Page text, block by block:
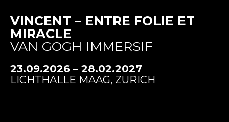
VINCENT – ENTRE FOLIE ET
MIRACLE
VAN GOGH IMMERSIF
23.09.2026 – 28.02.2027
LICHTHALLE MAAG, ZURICH